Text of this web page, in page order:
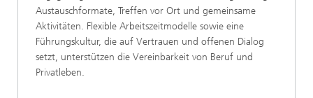
Austauschformate, Treffen vor Ort und gemeinsame
Aktivitäten. Flexible Arbeitszeitmodelle sowie eine
Führungskultur, die auf Vertrauen und offenen Dialog
setzt, unterstützen die Vereinbarkeit von Beruf und
Privatleben.